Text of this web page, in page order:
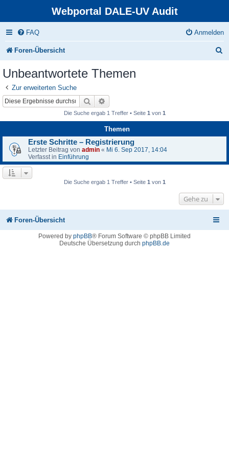
Webportal DALE-UV Audit
FAQ Anmelden
Foren-Übersicht
Unbeantwortete Themen
Zur erweiterten Suche
Suche
Die Suche ergab 1 Treffer • Seite 1 von 1
Themen
Erste Schritte – Registrierung
Letzter Beitrag von admin « Mi 6. Sep 2017, 14:04
Verfasst in Einführung
Die Suche ergab 1 Treffer • Seite 1 von 1
Gehe zu
Foren-Übersicht
Powered by phpBB® Forum Software © phpBB Limited
Deutsche Übersetzung durch phpBB.de